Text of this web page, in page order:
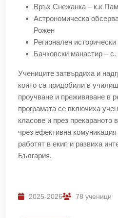
Връх Снежанка – к.к
Астрономическа
Рожен
Регионален
Бачковски манастир –
Учениците затвърдиха и
които са придобили в
проучване и преживяване в
програмата се включиха
класове и през прекараното
чрез ефективна
работят в екип и развиха
България.
2025-2026 78 ученици